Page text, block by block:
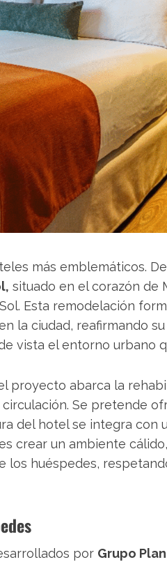
más emblemáticos.
situado en el corazón de
Esta remodelación
la ciudad, reafirmando
vista el entorno urbano
proyecto abarca la
Se pretende
del hotel se integra con
crear un ambiente
los huéspedes,
por Grupo Plan